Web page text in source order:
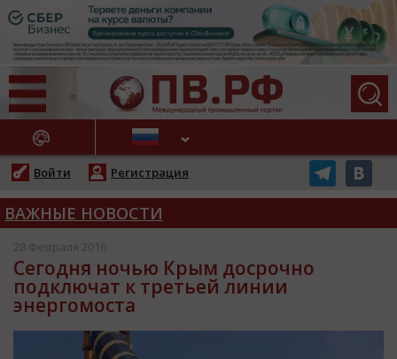
НОВОСТИ
Войти Регистрация
ВАЖНЫЕ НОВОСТИ
28 Февраля 2016
Сегодня ночью Крым досрочно
подключат к третьей линии
энергомоста